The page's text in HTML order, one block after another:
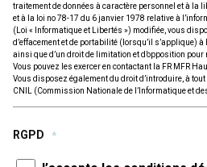
traitement de données à caractère personnel et à la
et à la loi no 78-17 du 6 janvier 1978 relative à
(Loi « Informatique et Libertés ») modifiée, vous
d’effacement et de portabilité (lorsqu’il s’applique) à
ainsi que d’un droit de limitation et d’opposition
Vous pouvez les exercer en contactant la FR MFR
Vous disposez également du droit d’introduire, à
CNIL (Commission Nationale de l’Informatique et
RGPD *